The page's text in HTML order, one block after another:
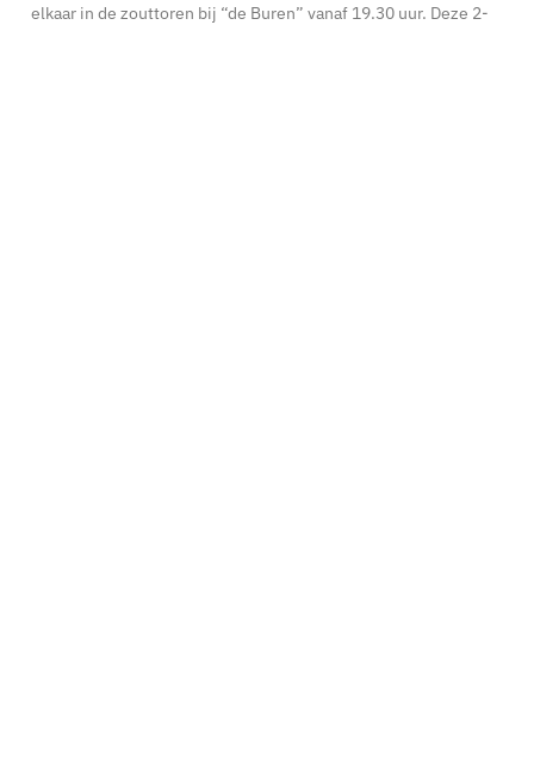
elkaar in de zouttoren bij “de Buren” vanaf 19.30 uur. Deze 2-